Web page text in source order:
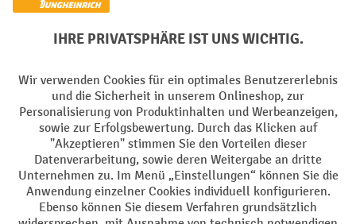
Soziale Netzwerke
Impressum Datenschutz
Barrierefreiheit Privacy Settings
Alle Preise exkl. gesetzl. Mehrwertsteuer zzgl.Versandkostenund ggf.